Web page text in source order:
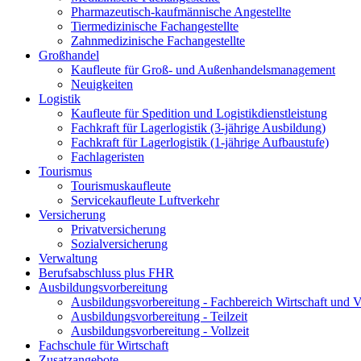
Pharmazeutisch-kaufmännische Angestellte
Tiermedizinische Fachangestellte
Zahnmedizinische Fachangestellte
Großhandel
Kaufleute für Groß- und Außenhandelsmanagement
Neuigkeiten
Logistik
Kaufleute für Spedition und Logistikdienstleistung
Fachkraft für Lagerlogistik (3-jährige Ausbildung)
Fachkraft für Lagerlogistik (1-jährige Aufbaustufe)
Fachlageristen
Tourismus
Tourismuskaufleute
Servicekaufleute Luftverkehr
Versicherung
Privatversicherung
Sozialversicherung
Verwaltung
Berufsabschluss plus FHR
Ausbildungsvorbereitung
Ausbildungsvorbereitung - Fachbereich Wirtschaft und
Ausbildungsvorbereitung - Teilzeit
Ausbildungsvorbereitung - Vollzeit
Fachschule für Wirtschaft